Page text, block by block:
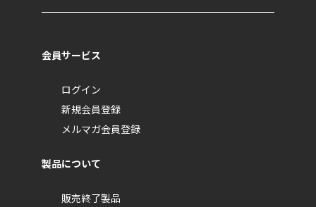
会員サービス
ログイン
新規会員登録
メルマガ会員登録
製品について
販売終了製品